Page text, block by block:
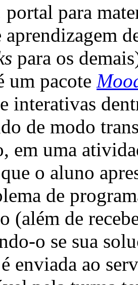
portal para
aprendizagem
para os
um pacote
interativas
de modo
em uma
o aluno
de
(além de
o se sua
enviada ao